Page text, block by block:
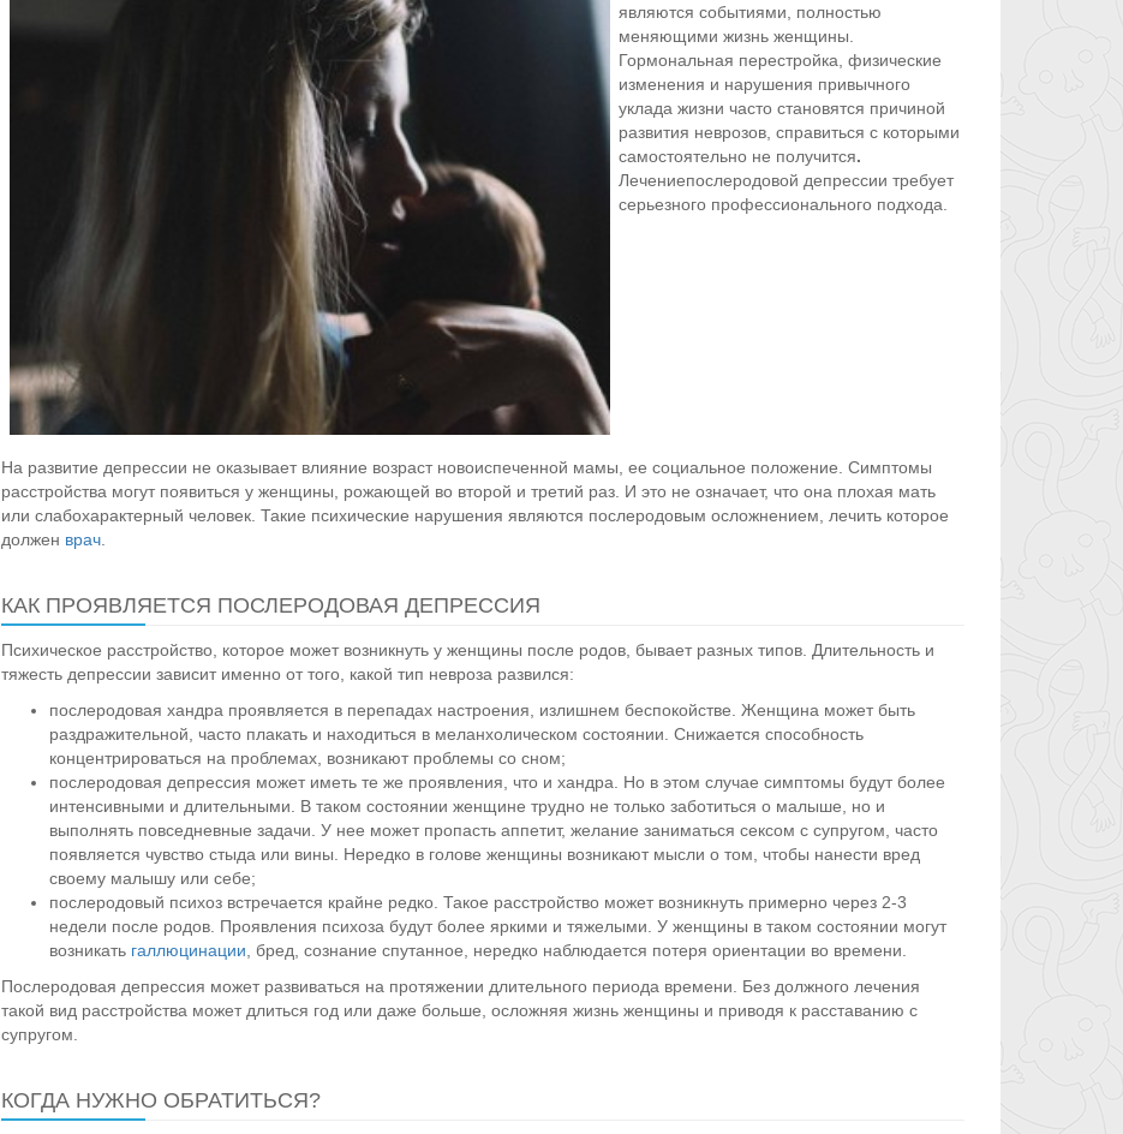
являются событиями, полностью
меняющими жизнь женщины.
Гормональная перестройка, физические
изменения и нарушения привычного
уклада жизни часто становятся причиной
развития неврозов, справиться с которыми
самостоятельно не получится.
Лечениепослеродовой депрессии требует
серьезного профессионального подхода.
На развитие депрессии не оказывает влияние возраст новоиспеченной мамы, ее социальное положение. Симптомы
расстройства могут появиться у женщины, рожающей во второй и третий раз. И это не означает, что она плохая мать
или слабохарактерный человек. Такие психические нарушения являются послеродовым осложнением, лечить которое
должен врач.
КАК ПРОЯВЛЯЕТСЯ ПОСЛЕРОДОВАЯ ДЕПРЕССИЯ
Психическое расстройство, которое может возникнуть у женщины после родов, бывает разных типов. Длительность и
тяжесть депрессии зависит именно от того, какой тип невроза развился:
послеродовая хандра проявляется в перепадах настроения, излишнем беспокойстве. Женщина может быть
раздражительной, часто плакать и находиться в меланхолическом состоянии. Снижается способность
концентрироваться на проблемах, возникают проблемы со сном;
послеродовая депрессия может иметь те же проявления, что и хандра. Но в этом случае симптомы будут более
интенсивными и длительными. В таком состоянии женщине трудно не только заботиться о малыше, но и
выполнять повседневные задачи. У нее может пропасть аппетит, желание заниматься сексом с супругом, часто
появляется чувство стыда или вины. Нередко в голове женщины возникают мысли о том, чтобы нанести вред
своему малышу или себе;
послеродовый психоз встречается крайне редко. Такое расстройство может возникнуть примерно через 2-3
недели после родов. Проявления психоза будут более яркими и тяжелыми. У женщины в таком состоянии могут
возникать галлюцинации , бред, сознание спутанное, нередко наблюдается потеря ориентации во времени.
Послеродовая депрессия может развиваться на протяжении длительного периода времени. Без должного лечения
такой вид расстройства может длиться год или даже больше, осложняя жизнь женщины и приводя к расставанию с
супругом.
КОГДА НУЖНО ОБРАТИТЬСЯ?